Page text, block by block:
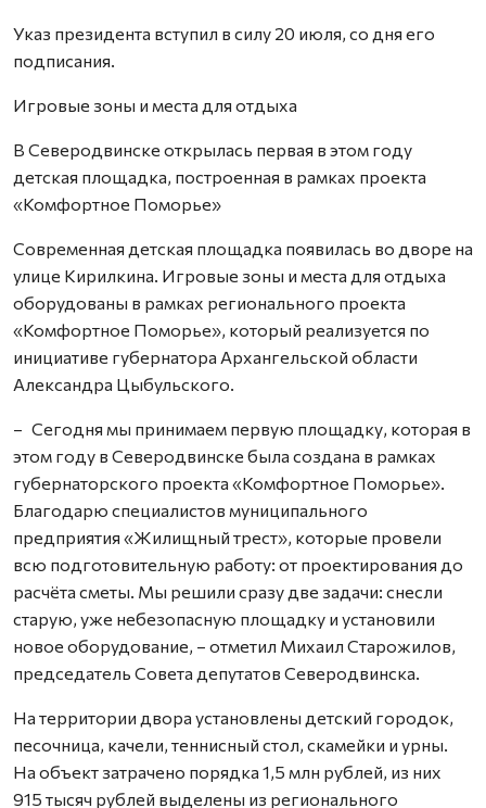
Указ президента вступил в силу 20 июля, со дня его
подписания.
Игровые зоны и места для отдыха
В Северодвинске открылась первая в этом году
детская площадка, построенная в рамках проекта
«Комфортное Поморье»
Современная детская площадка появилась во дворе на
улице Кирилкина. Игровые зоны и места для отдыха
оборудованы в рамках регионального проекта
«Комфортное Поморье», который реализуется по
инициативе губернатора Архангельской области
Александра Цыбульского.
– Сегодня мы принимаем первую площадку, которая в
этом году в Северодвинске была создана в рамках
губернаторского проекта «Комфортное Поморье».
Благодарю специалистов муниципального
предприятия «Жилищный трест», которые провели
всю подготовительную работу: от проектирования до
расчёта сметы. Мы решили сразу две задачи: снесли
старую, уже небезопасную площадку и установили
новое оборудование, – отметил Михаил Старожилов,
председатель Совета депутатов Северодвинска.
На территории двора установлены детский городок,
песочница, качели, теннисный стол, скамейки и урны.
На объект затрачено порядка 1,5 млн рублей, из них
915 тысяч рублей выделены из регионального